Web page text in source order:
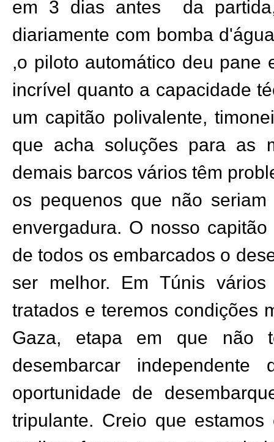
em 3 dias antes
da
diariamente com bomba
,o piloto automático deu pane
incrível quanto a capacidade
um capitão polivalente,
que acha soluções para as
demais barcos vários têm
os pequenos que não
envergadura. O nosso
de todos os embarcados o
ser melhor. Em Túnis
tratados e teremos condições
Gaza, etapa em que não
desembarcar
oportunidade de
tripulante. Creio que